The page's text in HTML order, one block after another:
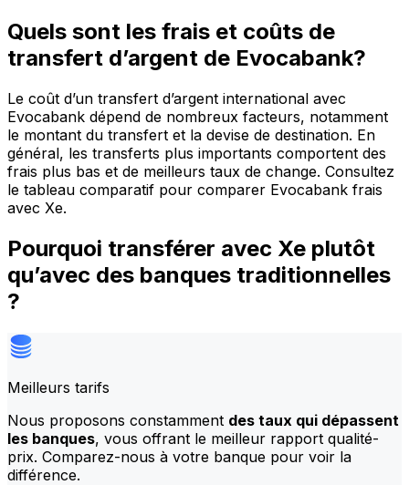
Quels sont les frais et coûts de
transfert d’argent de Evocabank?
Le coût d’un transfert d’argent international avec
Evocabank dépend de nombreux facteurs, notamment
le montant du transfert et la devise de destination. En
général, les transferts plus importants comportent des
frais plus bas et de meilleurs taux de change. Consultez
le tableau comparatif pour comparer Evocabank frais
avec Xe.
Pourquoi transférer avec Xe plutôt
qu’avec des banques traditionnelles
?
Meilleurs tarifs
Nous proposons constamment des taux qui dépassent
les banques, vous offrant le meilleur rapport qualité-
prix. Comparez-nous à votre banque pour voir la
différence.